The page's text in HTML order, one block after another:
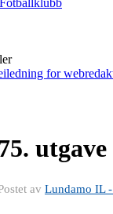
for
av Lundamo IL